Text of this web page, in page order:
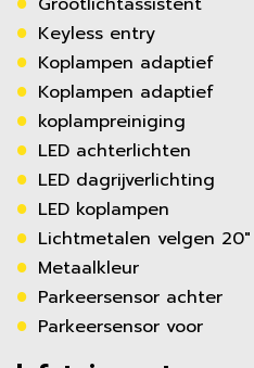
Keyless entry
Koplampen adaptief
Koplampen adaptief
koplampreiniging
LED achterlichten
LED dagrijverlichting
LED koplampen
Lichtmetalen velgen 20"
Metaalkleur
Parkeersensor achter
Parkeersensor voor